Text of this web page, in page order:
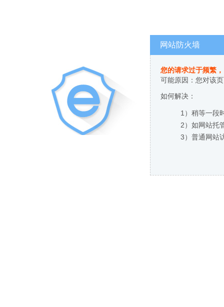
网站防火墙
您的请求过于频繁
可能原因：您对该
如何解决：
1）稍等一段
2）如网站托
3）普通网站